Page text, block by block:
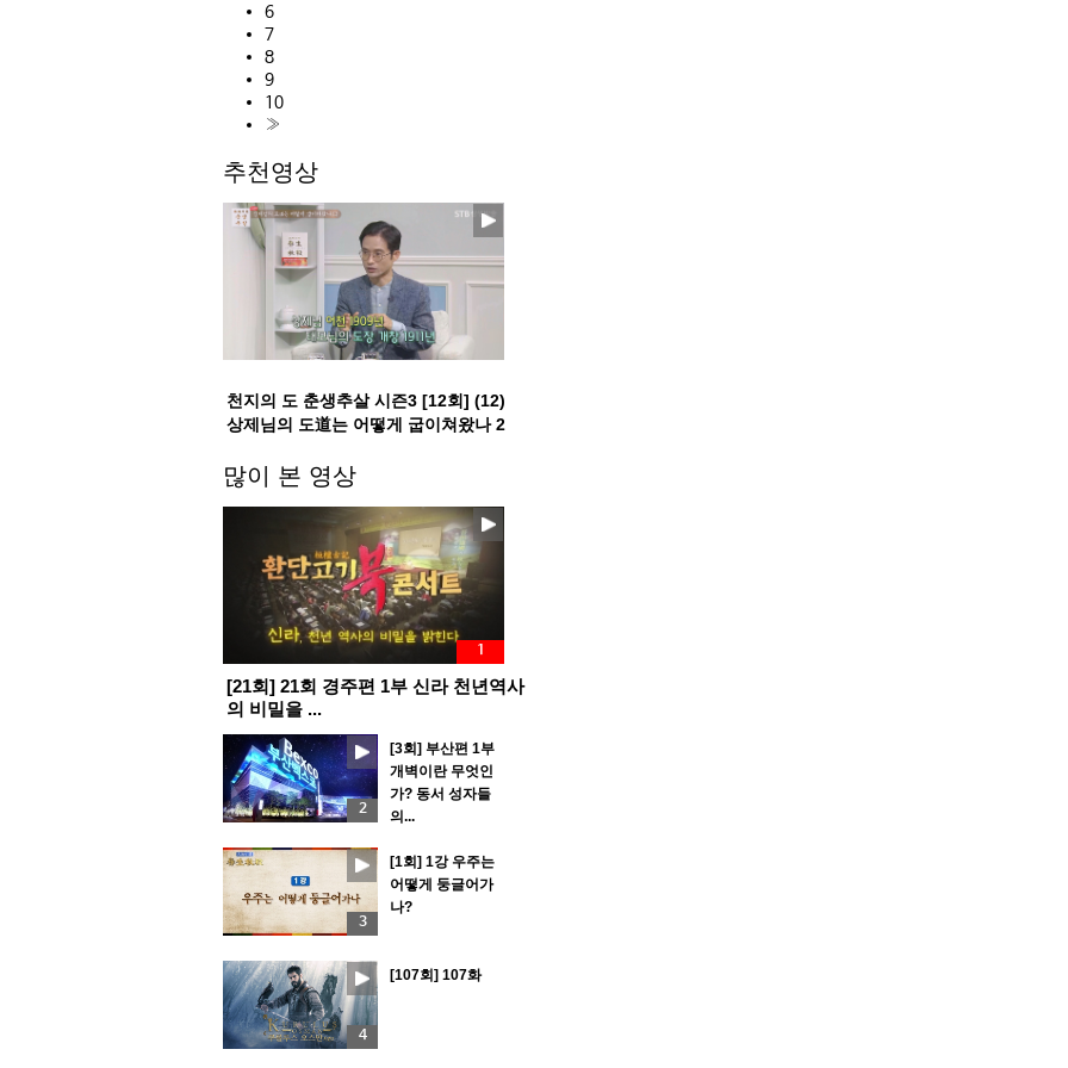
6
7
8
9
10
»
추천영상
천지의 도 춘생추살 시즌3 [12회] (12)
상제님의 도道는 어떻게 굽이쳐왔나 2
많이 본 영상
1
[21회] 21회 경주편 1부 신라 천년역사
의 비밀을 ...
2
[3회] 부산편 1부
개벽이란 무엇인
가? 동서 성자들
의...
3
[1회] 1강 우주는
어떻게 둥글어가
나?
4
[107회] 107화